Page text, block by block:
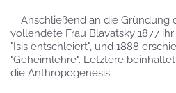
Anschließend an die Gründung
vollendete Frau Blavatsky 1877
"Isis entschleiert", und 1888
"Geheimlehre". Letztere
die Anthropogenesis.